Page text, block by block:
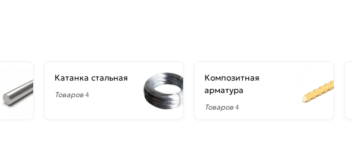
Катанка стальная
Товаров 4
Композитная
арматура
Товаров 4